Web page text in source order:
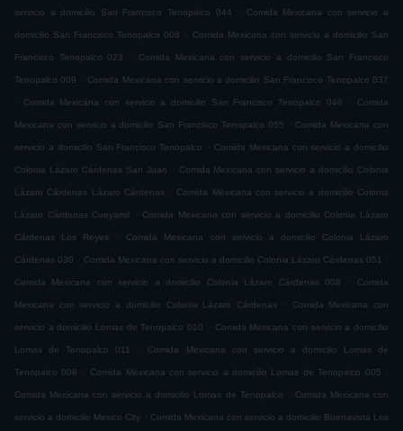
servicio a domicilio San Francisco Tenopalco 044 . Comida Mexicana con servicio a
domicilio San Francisco Tenopalco 008 . Comida Mexicana con servicio a domicilio San
Francisco Tenopalco 023 . Comida Mexicana con servicio a domicilio San Francisco
Tenopalco 009 . Comida Mexicana con servicio a domicilio San Francisco Tenopalco 037
.
Comida Mexicana con servicio a domicilio San Francisco Tenopalco 046 . Comida
Mexicana con servicio a domicilio San Francisco Tenopalco 055 . Comida Mexicana con
servicio a domicilio San Francisco Tenopalco . Comida Mexicana con servicio a domicilio
Colonia Lázaro Cárdenas San Juan . Comida Mexicana con servicio a domicilio Colonia
Lázaro Cárdenas Lázaro Cárdenas . Comida Mexicana con servicio a domicilio Colonia
Lázaro Cárdenas Cueyamil . Comida Mexicana con servicio a domicilio Colonia Lázaro
Cárdenas Los Reyes . Comida Mexicana con servicio a domicilio Colonia Lázaro
Cárdenas 030 . Comida Mexicana con servicio a domicilio Colonia Lázaro Cárdenas 051 .
Comida Mexicana con servicio a domicilio Colonia Lázaro Cárdenas 008 . Comida
Mexicana con servicio a domicilio Colonia Lázaro Cárdenas . Comida Mexicana con
servicio a domicilio Lomas de Tenopalco 010 . Comida Mexicana con servicio a domicilio
Lomas de Tenopalco 011 . Comida Mexicana con servicio a domicilio Lomas de
Tenopalco 008 . Comida Mexicana con servicio a domicilio Lomas de Tenopalco 005 .
Comida Mexicana con servicio a domicilio Lomas de Tenopalco . Comida Mexicana con
servicio a domicilio Mexico City . Comida Mexicana con servicio a domicilio Buenavista Los